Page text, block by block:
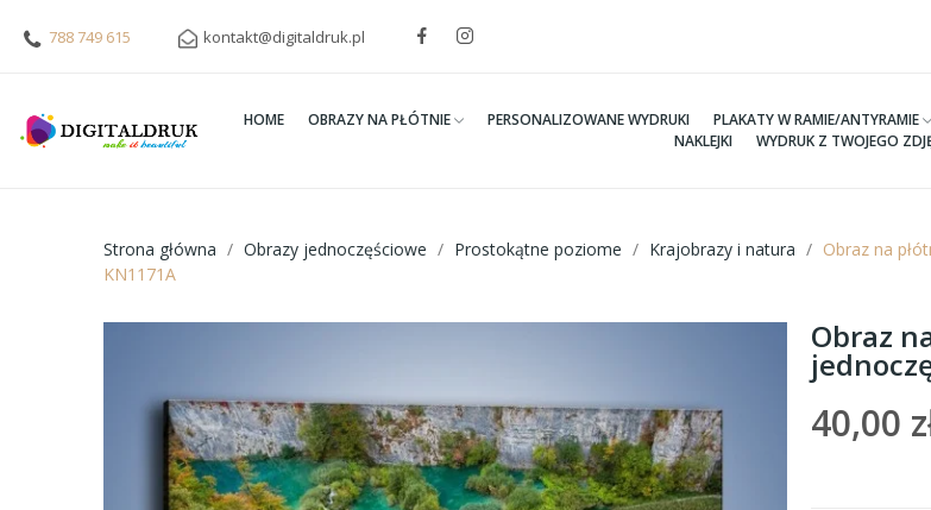
788 749 615 kontakt@digitaldruk.pl
HOME OBRAZY NA PŁÓTNIE PERSONALIZOWANE WYDRUKI PLAKATY W RAMIE/ANTYRAMIE
NAKLEJKI
WYDRUK Z TWOJEGO
Strona główna Obrazy jednoczęściowe Prostokątne poziome Krajobrazy i natura
Obraz na
KN1171A
Obraz
40,00